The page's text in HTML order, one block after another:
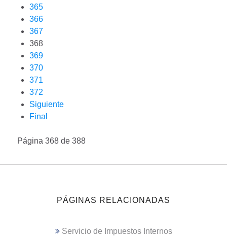
365
366
367
368
369
370
371
372
Siguiente
Final
Página 368 de 388
PÁGINAS RELACIONADAS
Servicio de Impuestos Internos